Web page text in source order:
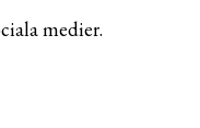
medier.